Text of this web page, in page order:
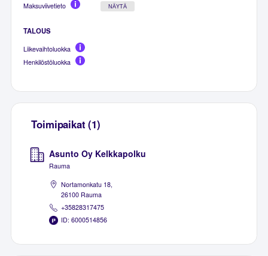
Maksuviivetieto
NÄYTÄ
TALOUS
Liikevaihtoluokka
Henkilöstöluokka
Toimipaikat (1)
Asunto Oy Kelkkapolku
Rauma
Nortamonkatu 18,
26100 Rauma
+35828317475
ID: 6000514856